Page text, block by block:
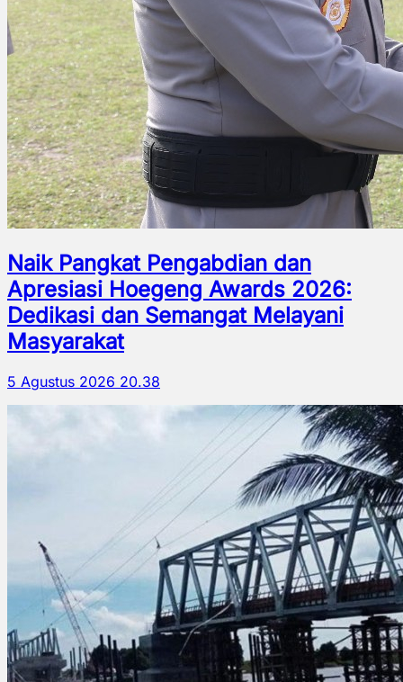
Naik Pangkat Pengabdian dan
Apresiasi Hoegeng Awards 2026:
Dedikasi dan Semangat Melayani
Masyarakat
5 Agustus 2026 20.38